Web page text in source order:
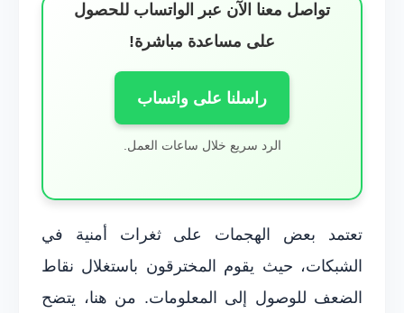
تواصل معنا الآن عبر الواتساب للحصول
على مساعدة مباشرة!
راسلنا على واتساب
الرد سريع خلال ساعات العمل.
تعتمد بعض الهجمات على ثغرات أمنية في
الشبكات، حيث يقوم المخترقون باستغلال نقاط
الضعف للوصول إلى المعلومات. من هنا، يتضح